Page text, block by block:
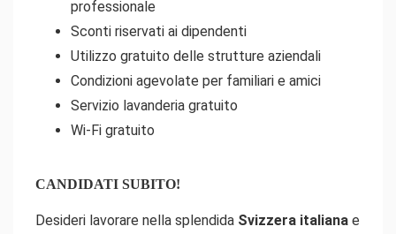
professionale
Sconti riservati ai dipendenti
Utilizzo gratuito delle strutture aziendali
Condizioni agevolate per familiari e amici
Servizio lavanderia gratuito
Wi-Fi gratuito
CANDIDATI SUBITO!
Desideri lavorare nella splendida Svizzera italiana e